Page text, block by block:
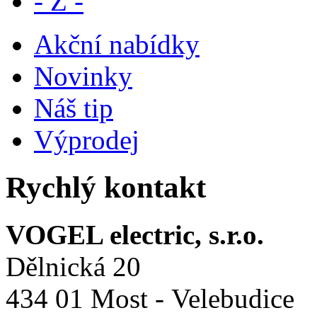
Akční nabídky
Novinky
Náš tip
Výprodej
Rychlý kontakt
VOGEL electric, s.r.o.
Dělnická 20
434 01 Most - Velebudice